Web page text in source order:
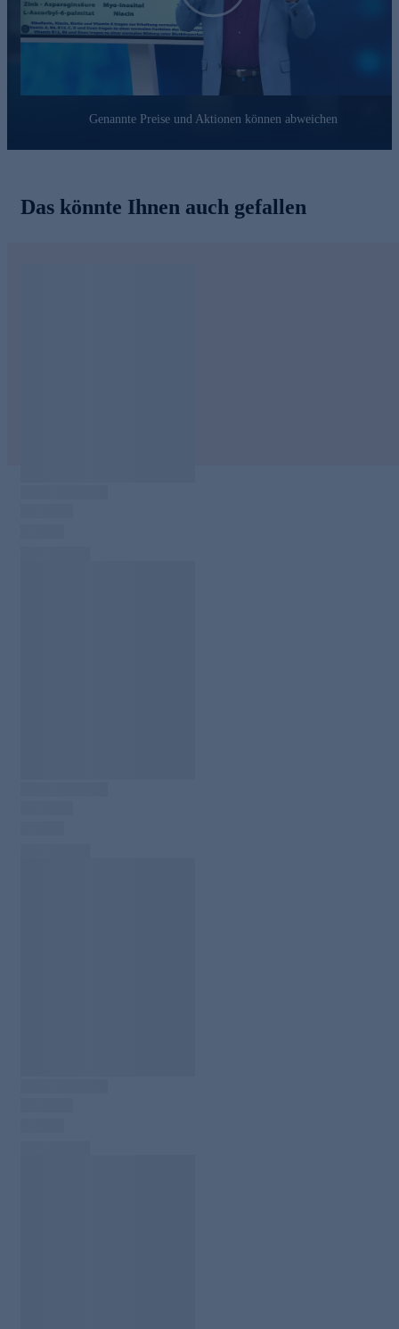
erhielt er viele Auszeichnungen.
Sein besonderes Interesse gilt der Möglichkeit, durch
hochwertige Nahrungsergänzung die Gesundheit und Vitalität
bis ins hohe Alter zu erhalten. Als logische Konsequenz
präsentiert der sympathische Experte hochwertige
Nahrungsergänzungsprodukte bei HSE, mit viel Idealismus
und dem treffenden Motto „den Jahren mehr Leben geben“®.
Genannte Preise und Aktionen können abweichen
Das könnte Ihnen auch gefallen